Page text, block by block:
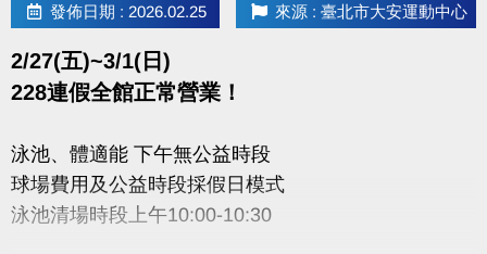
發佈日期 : 2026.02.25 來源 : 臺北市大安運動中心
2/27(五)~3/1(日)
228連假全館正常營業！
泳池、體適能 下午無公益時段
球場費用及公益時段採假日模式
泳池清場時段上午10:00-10:30